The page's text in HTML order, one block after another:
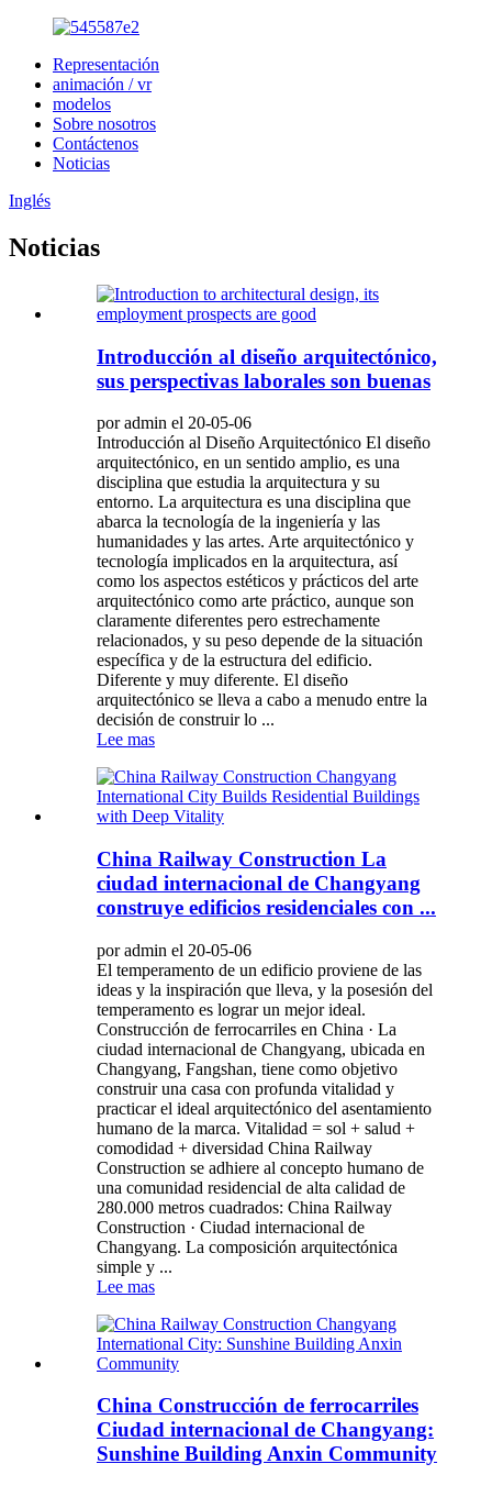
Representación
animación / vr
modelos
Sobre nosotros
Contáctenos
Noticias
Inglés
Noticias
Introducción al diseño arquitectónico,
sus perspectivas laborales son buenas
por admin el 20-05-06
Introducción al Diseño Arquitectónico El diseño
arquitectónico, en un sentido amplio, es una
disciplina que estudia la arquitectura y su
entorno. La arquitectura es una disciplina que
abarca la tecnología de la ingeniería y las
humanidades y las artes. Arte arquitectónico y
tecnología implicados en la arquitectura, así
como los aspectos estéticos y prácticos del arte
arquitectónico como arte práctico, aunque son
claramente diferentes pero estrechamente
relacionados, y su peso depende de la situación
específica y de la estructura del edificio.
Diferente y muy diferente. El diseño
arquitectónico se lleva a cabo a menudo entre la
decisión de construir lo ...
Lee mas
China Railway Construction La
ciudad internacional de Changyang
construye edificios residenciales con ...
por admin el 20-05-06
El temperamento de un edificio proviene de las
ideas y la inspiración que lleva, y la posesión del
temperamento es lograr un mejor ideal.
Construcción de ferrocarriles en China · La
ciudad internacional de Changyang, ubicada en
Changyang, Fangshan, tiene como objetivo
construir una casa con profunda vitalidad y
practicar el ideal arquitectónico del asentamiento
humano de la marca. Vitalidad = sol + salud +
comodidad + diversidad China Railway
Construction se adhiere al concepto humano de
una comunidad residencial de alta calidad de
280.000 metros cuadrados: China Railway
Construction · Ciudad internacional de
Changyang. La composición arquitectónica
simple y ...
Lee mas
China Construcción de ferrocarriles
Ciudad internacional de Changyang:
Sunshine Building Anxin Community